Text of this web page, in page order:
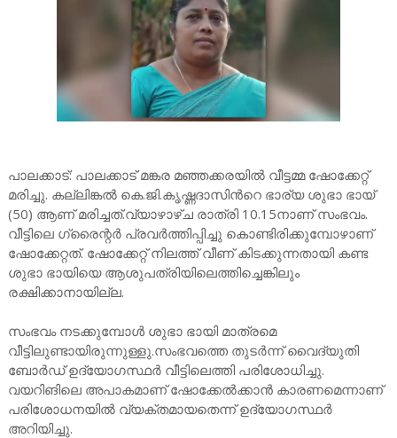
പാലക്കാട്: പാലക്കാട് മങ്കര മഞ്ഞക്കരയിൽ വീട്ടമ്മ ഷോക്കേറ്റ്
മരിച്ചു. കല്ലിങ്കൽ കെ.ജി.കൃഷ്ണദാസിന്‍റെ ഭാര്യ ശുഭാ ഭായ്
(50) ആണ് മരിച്ചത്.വ്യാഴാഴ്ച രാത്രി 10.15നാണ് സംഭവം.
വീട്ടിലെ ഗ്രൈന്റർ പ്രവർത്തിപ്പിച്ചു കൊണ്ടിരിക്കുമ്പോഴാണ്
ഷോക്കേറ്റത്. ഷോക്കേറ്റ് നിലത്ത് വീണ് കിടക്കുന്നതായി കണ്ട
ശുഭാ ഭായിയെ ആശുപത്രിയിലെത്തിച്ചെങ്കിലും
രക്ഷിക്കാനായില്ല.
സംഭവം നടക്കുമ്പോൾ ശുഭാ ഭായി മാത്രമെ
വീട്ടിലുണ്ടായിരുന്നുള്ളു.സംഭവത്തെ തുടർന്ന് വൈദ്യുതി
ബോർഡ് ഉദ്യോഗസ്ഥര്‍ വീട്ടിലെത്തി പരിശോധിച്ചു.
വയറിങിലെ അപാകമാണ് ഷോക്കേൽക്കാൻ കാരണമെന്നാണ്
പരിശോധനയിൽ വ്യക്തമായതെന്ന് ഉദ്യോഗസ്ഥര്‍
അറിയിച്ചു.